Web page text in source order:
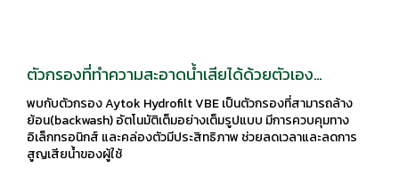
ตัวกรองที่ทำความสะอาดน้ำเสียได้ด้วยตัวเอง
Vertical Self-Clean Filter - VBE
พบกับตัวกรอง Aytok Hydrofilt VBE เป็นตัวกรองที่สามารถล้าง
ย้อน(backwash) อัตโนมัติเต็มอย่างเต็มรูปแบบ มีการควบคุมทาง
อิเล็กทรอนิกส์ และคล่องตัวมีประสิทธิภาพ ช่วยลดเวลาและลดการ
สูญเสียน้ำของผู้ใช้